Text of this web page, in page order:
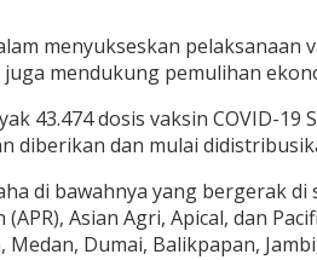
menyukseskan
mendukung pemulihan
43.474 dosis vaksin COVID-
diberikan dan mulai
di bawahnya yang
Asian Agri, Apical, dan
Dumai, Balikpapan,